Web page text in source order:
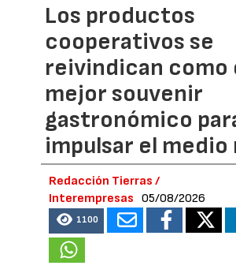
Los productos
cooperativos se
reivindican como
mejor souvenir
gastronómico
impulsar el medio
Redacción Tierras /
Interempresas
05/08/2026
1100